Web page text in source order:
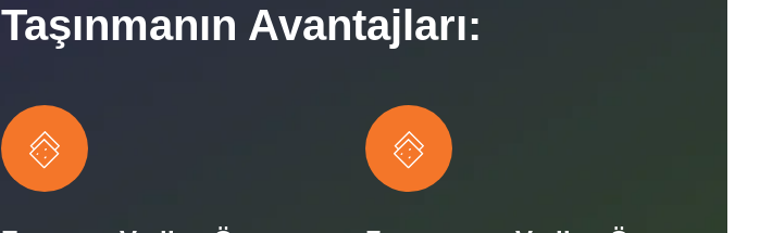
Taşınmanın Avantajları: